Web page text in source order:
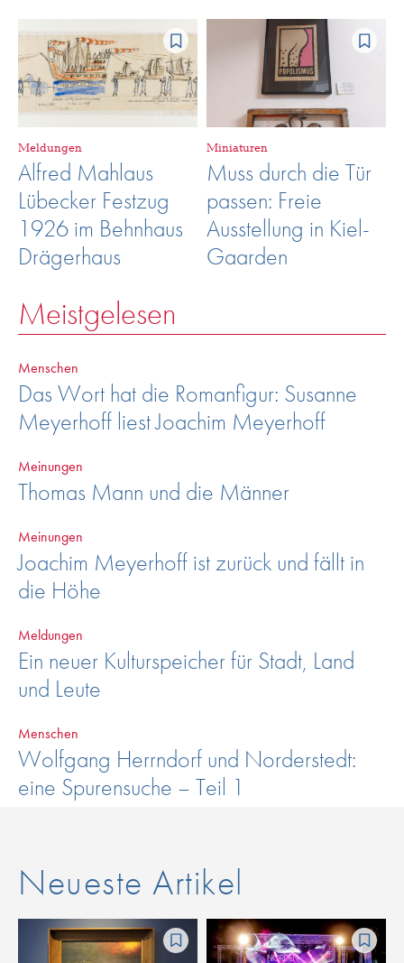
Meldungen
Alfred Mahlaus
Lübecker Festzug
1926 im Behnhaus
Drägerhaus
Miniaturen
Muss durch die Tür
passen: Freie
Ausstellung in Kiel-
Gaarden
Meistgelesen
Menschen
Das Wort hat die Romanfigur: Susanne
Meyerhoff liest Joachim Meyerhoff
Meinungen
Thomas Mann und die Männer
Meinungen
Joachim Meyerhoff ist zurück und fällt in
die Höhe
Meldungen
Ein neuer Kulturspeicher für Stadt, Land
und Leute
Menschen
Wolfgang Herrndorf und Norderstedt:
eine Spurensuche – Teil 1
Neueste Artikel